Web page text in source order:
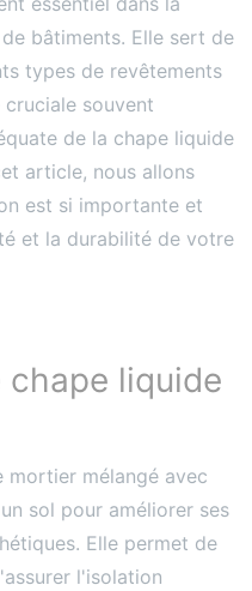
bâtiments. Elle sert de
types de revêtements
souvent
de la chape liquide
article, nous allons
est si importante et
et la durabilité de votre
liquide
mortier mélangé avec
sol pour améliorer ses
Elle permet de
l'isolation